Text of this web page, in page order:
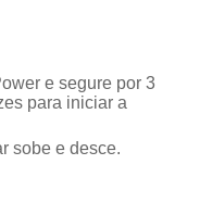
e segure por 3
para iniciar a
sobe e desce.